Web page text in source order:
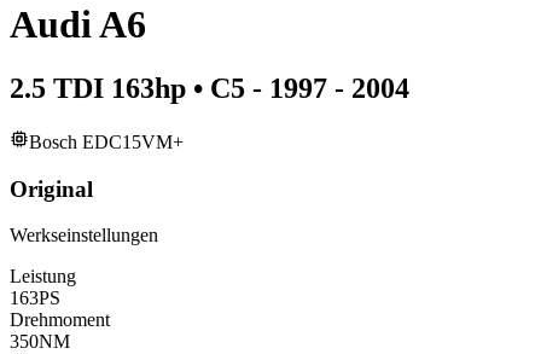
AudiA6
2.5 TDI 163hp • C5 - 1997 - 2004
Bosch EDC15VM+
Original
Werkseinstellungen
Leistung
163PS
Drehmoment
350NM